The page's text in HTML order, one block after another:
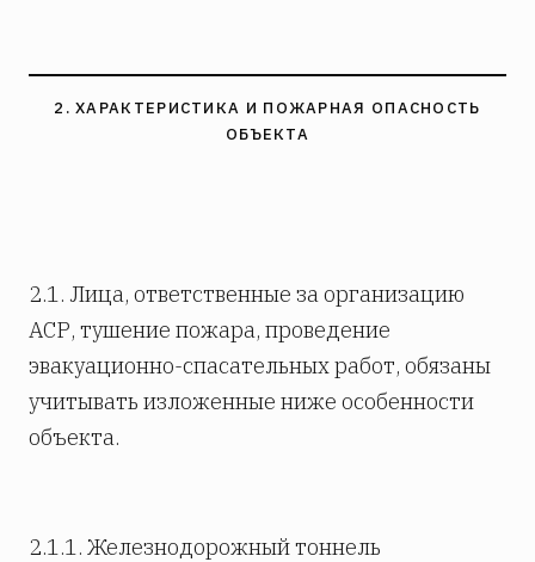
2. ХАРАКТЕРИСТИКА И ПОЖАРНАЯ ОПАСНОСТЬ
ОБЪЕКТА
2.1. Лица, ответственные за организацию
АСР, тушение пожара, проведение
эвакуационно-спасательных работ, обязаны
учитывать изложенные ниже особенности
объекта.
2.1.1. Железнодорожный тоннель